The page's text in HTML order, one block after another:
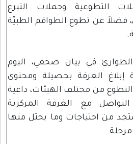
التطوعية وحملات التبرع
فضلاً عن تطوع الطواقم الطبيّة
في بيان صحفي، اليوم
إبلاغ الغرفة بحصيلة ومحتوى
من مختلف الهيئات، داعية
مع الغرفة المركزية
من احتياجات وما يحتل منها
مرحلة.